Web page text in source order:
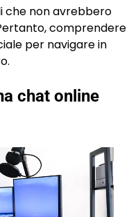
che non avrebbero
comprendere
per navigare in
chat online